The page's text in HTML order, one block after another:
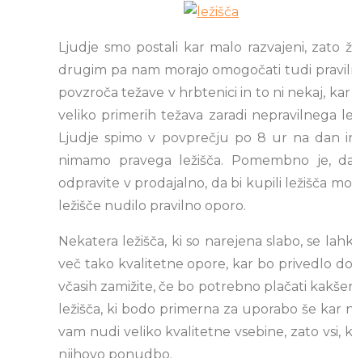
Ljudje smo postali kar malo razvajeni, zato
drugim pa nam morajo omogočati tudi
povzroča težave v hrbtenici in to ni nekaj,
veliko primerih težava zaradi nepravilnega
Ljudje spimo v povprečju po 8 ur na dan
nimamo pravega ležišča. Pomembno je,
odpravite v prodajalno, da bi kupili ležišča
ležišče nudilo pravilno oporo.
Nekatera ležišča, ki so narejena slabo, se
več tako kvalitetne opore, kar bo privedlo
včasih zamižite, če bo potrebno plačati
ležišča, ki bodo primerna za uporabo še
vam nudi veliko kvalitetne vsebine, zato vsi,
njihovo ponudbo.